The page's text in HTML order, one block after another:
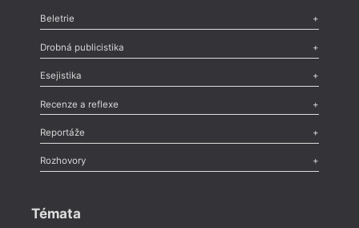
Beletrie
Poezie,Próza,Dokumenty
Drobná publicistika
Odlesk
Nekrolog,Glosa,Sloupek,Pozvánka,Literární soutěž,
Esejistika
Esej , Pádlo,Úvaha
Recenze a reflexe
Recenze
Méně slov o próze,Celá rubrika
Reportáže
Literární zítřky
Celá rubrika
Rozhovory
Témata